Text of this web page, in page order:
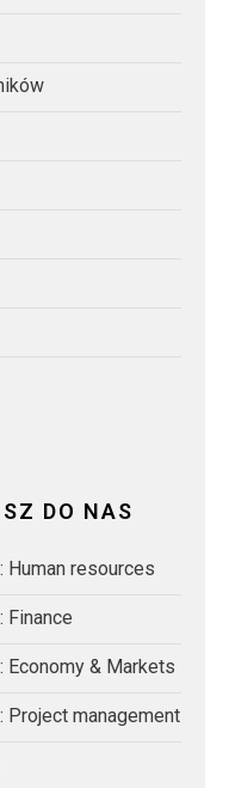
DO NAS
Human resources
Finance
Economy & Markets
Project management